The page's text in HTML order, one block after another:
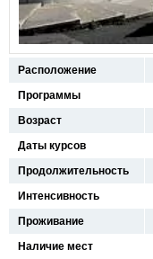
Расположение
Программы
Возраст
Даты курсов
Продолжительность
Интенсивность
Проживание
Наличие мест